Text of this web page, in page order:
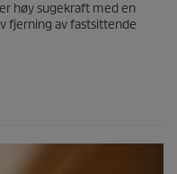
høy sugekraft med en
fjerning av fastsittende